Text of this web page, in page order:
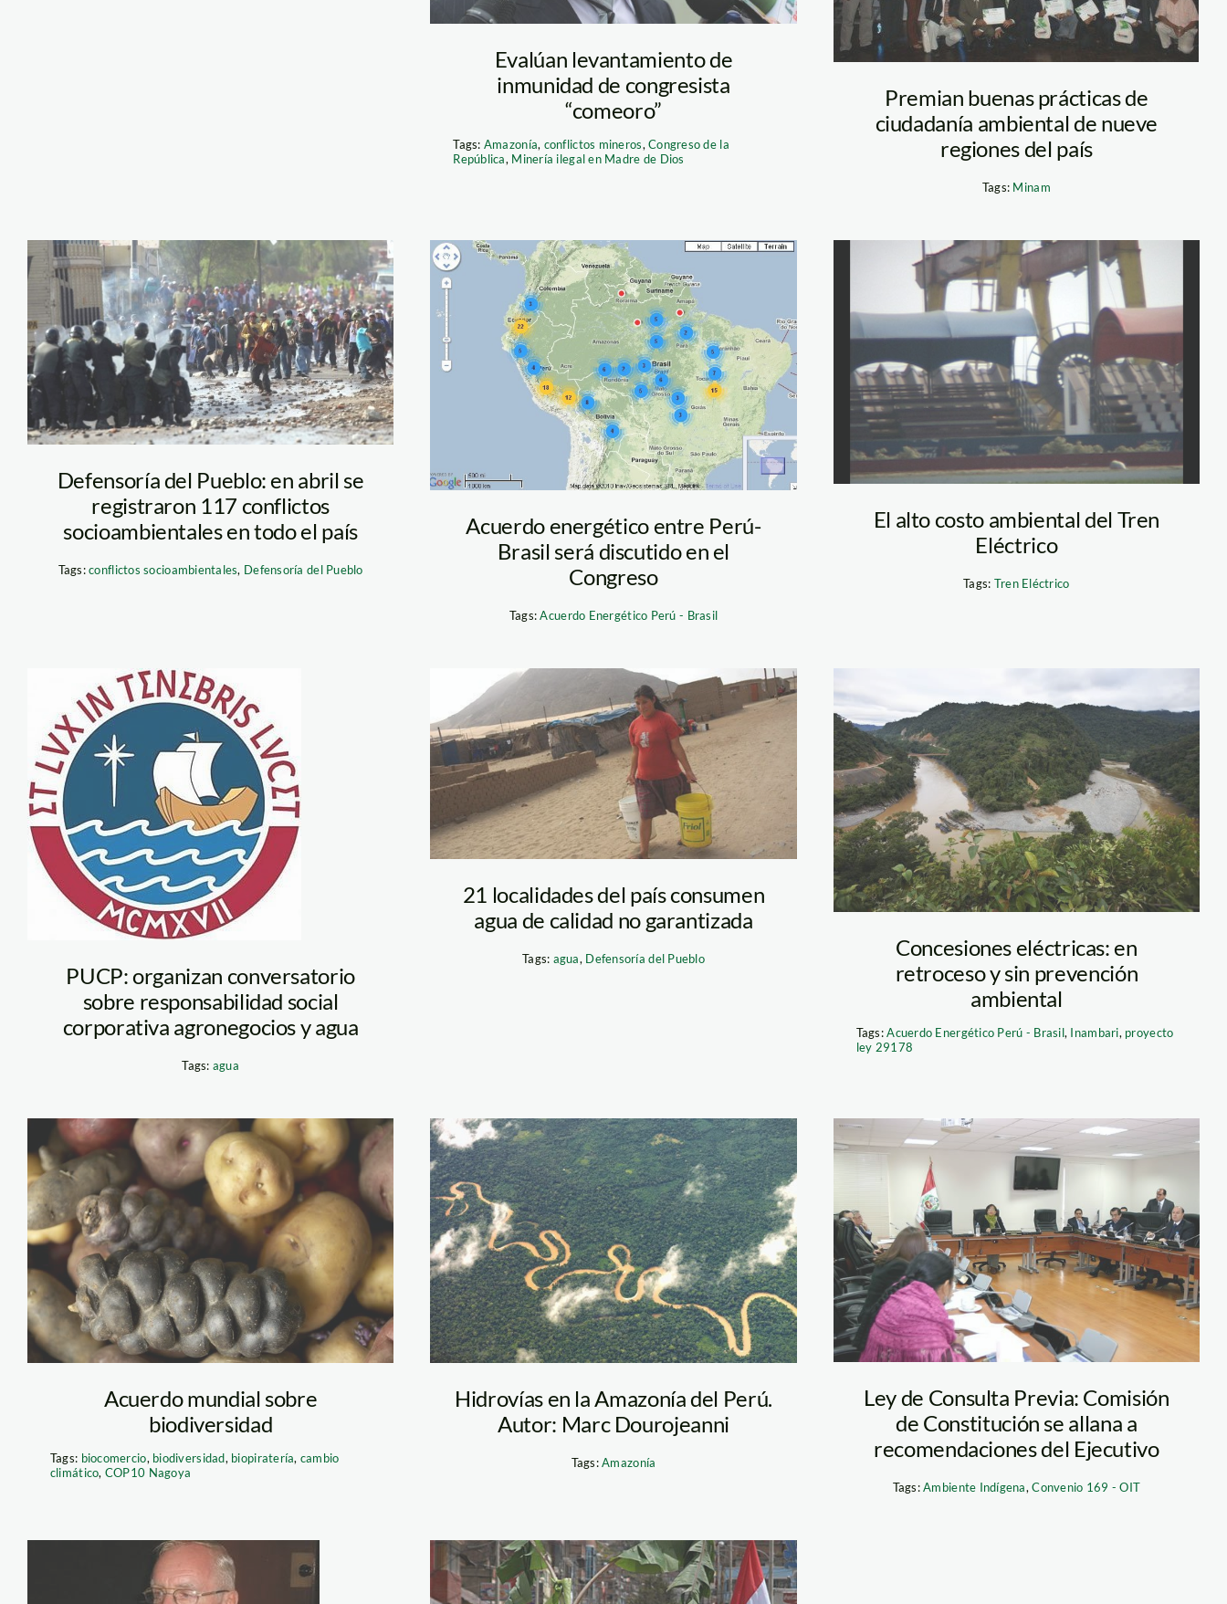
Evalúan levantamiento de
inmunidad de congresista
“comeoro”
Tags: Amazonía, conflictos mineros,Congreso de la
República, Minería ilegal en Madre de Dios
Premian buenas prácticas de
ciudadanía ambiental de nueve
regiones del país
Tags: Minam
tia_maria_elcomercio
Defensoría del Pueblo: en abril se
registraron 117 conflictos
socioambientales en todo el país
Tags:conflictos socioambientales, Defensoría del Pueblo
mapa_interactivo_represas_amazonia
Acuerdo energético entre Perú-
Brasil será discutido en el
Congreso
Tags:Acuerdo Energético Perú - Brasil
videna2
El alto costo ambiental del Tren
Eléctrico
Tags: Tren Eléctrico
logo_pucp
PUCP: organizan conversatorio
sobre responsabilidad social
corporativa agronegocios y agua
Tags: agua
agua_ventanilla
21 localidades del país consumen
agua de calidad no garantizada
Tags: agua, Defensoría del Pueblo
inambari_tm
Concesiones eléctricas: en
retroceso y sin prevención
ambiental
Tags:Acuerdo Energético Perú - Brasil, Inambari, proyecto
ley 29178
papa_nativa_tm
Acuerdo mundial sobre
biodiversidad
Tags: biocomercio, biodiversidad, biopiratería, cambio
climático, COP10 Nagoya
rio_tm
Hidrovías en la Amazonía del Perú.
Autor: Marc Dourojeanni
Tags:Amazonía
Ley de Consulta Previa: Comisión
de Constitución se allana a
recomendaciones del Ejecutivo
Tags:Ambiente Indígena,Convenio 169 - OIT